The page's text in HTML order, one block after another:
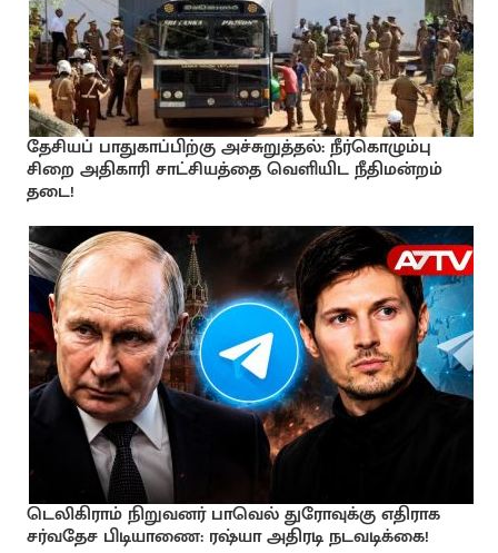
தேசியப் பாதுகாப்பிற்கு அச்சுறுத்தல்: நீர்கொழும்பு
சிறை அதிகாரி சாட்சியத்தை வெளியிட நீதிமன்றம்
தடை!
டெலிகிராம் நிறுவனர் பாவெல் துரோவுக்கு எதிராக
சர்வதேச பிடியாணை: ரஷ்யா அதிரடி நடவடிக்கை!